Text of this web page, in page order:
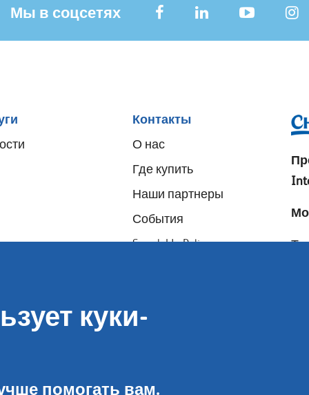
Мы в соцсетях
Контакты
О нас
Где купить
Наши партнеры
События
Speak-Up Policy
куки-
помогать вам.